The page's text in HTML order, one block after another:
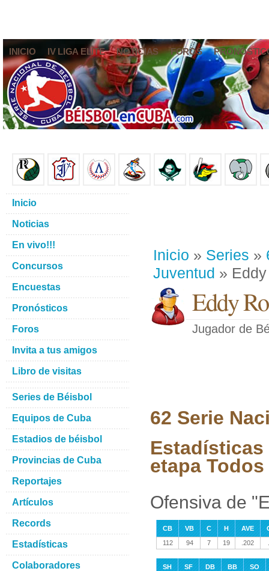
INICIO IV LIGA ELITE NOTICIAS FOROS
Inicio » Series »
Juventud »
Eddy
Jugador de
62 Serie
etapa
Ofensiva de
CB VB C H AVE
112
94 7 19 .202
SH SF DB BB
SO
Inicio
Noticias
En vivo!!!
Concursos
Encuestas
Pronósticos
Foros
Invita a tus amigos
Libro de visitas
Series de Béisbol
Equipos de Cuba
Estadios de béisbol
Provincias de Cuba
Reportajes
Artículos
Records
Estadísticas
Colaboradores